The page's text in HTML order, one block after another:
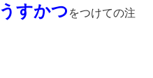
すかつ をつけての注